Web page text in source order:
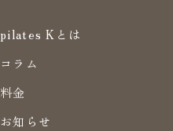
pilates Kとは
コラム
料金
お知らせ